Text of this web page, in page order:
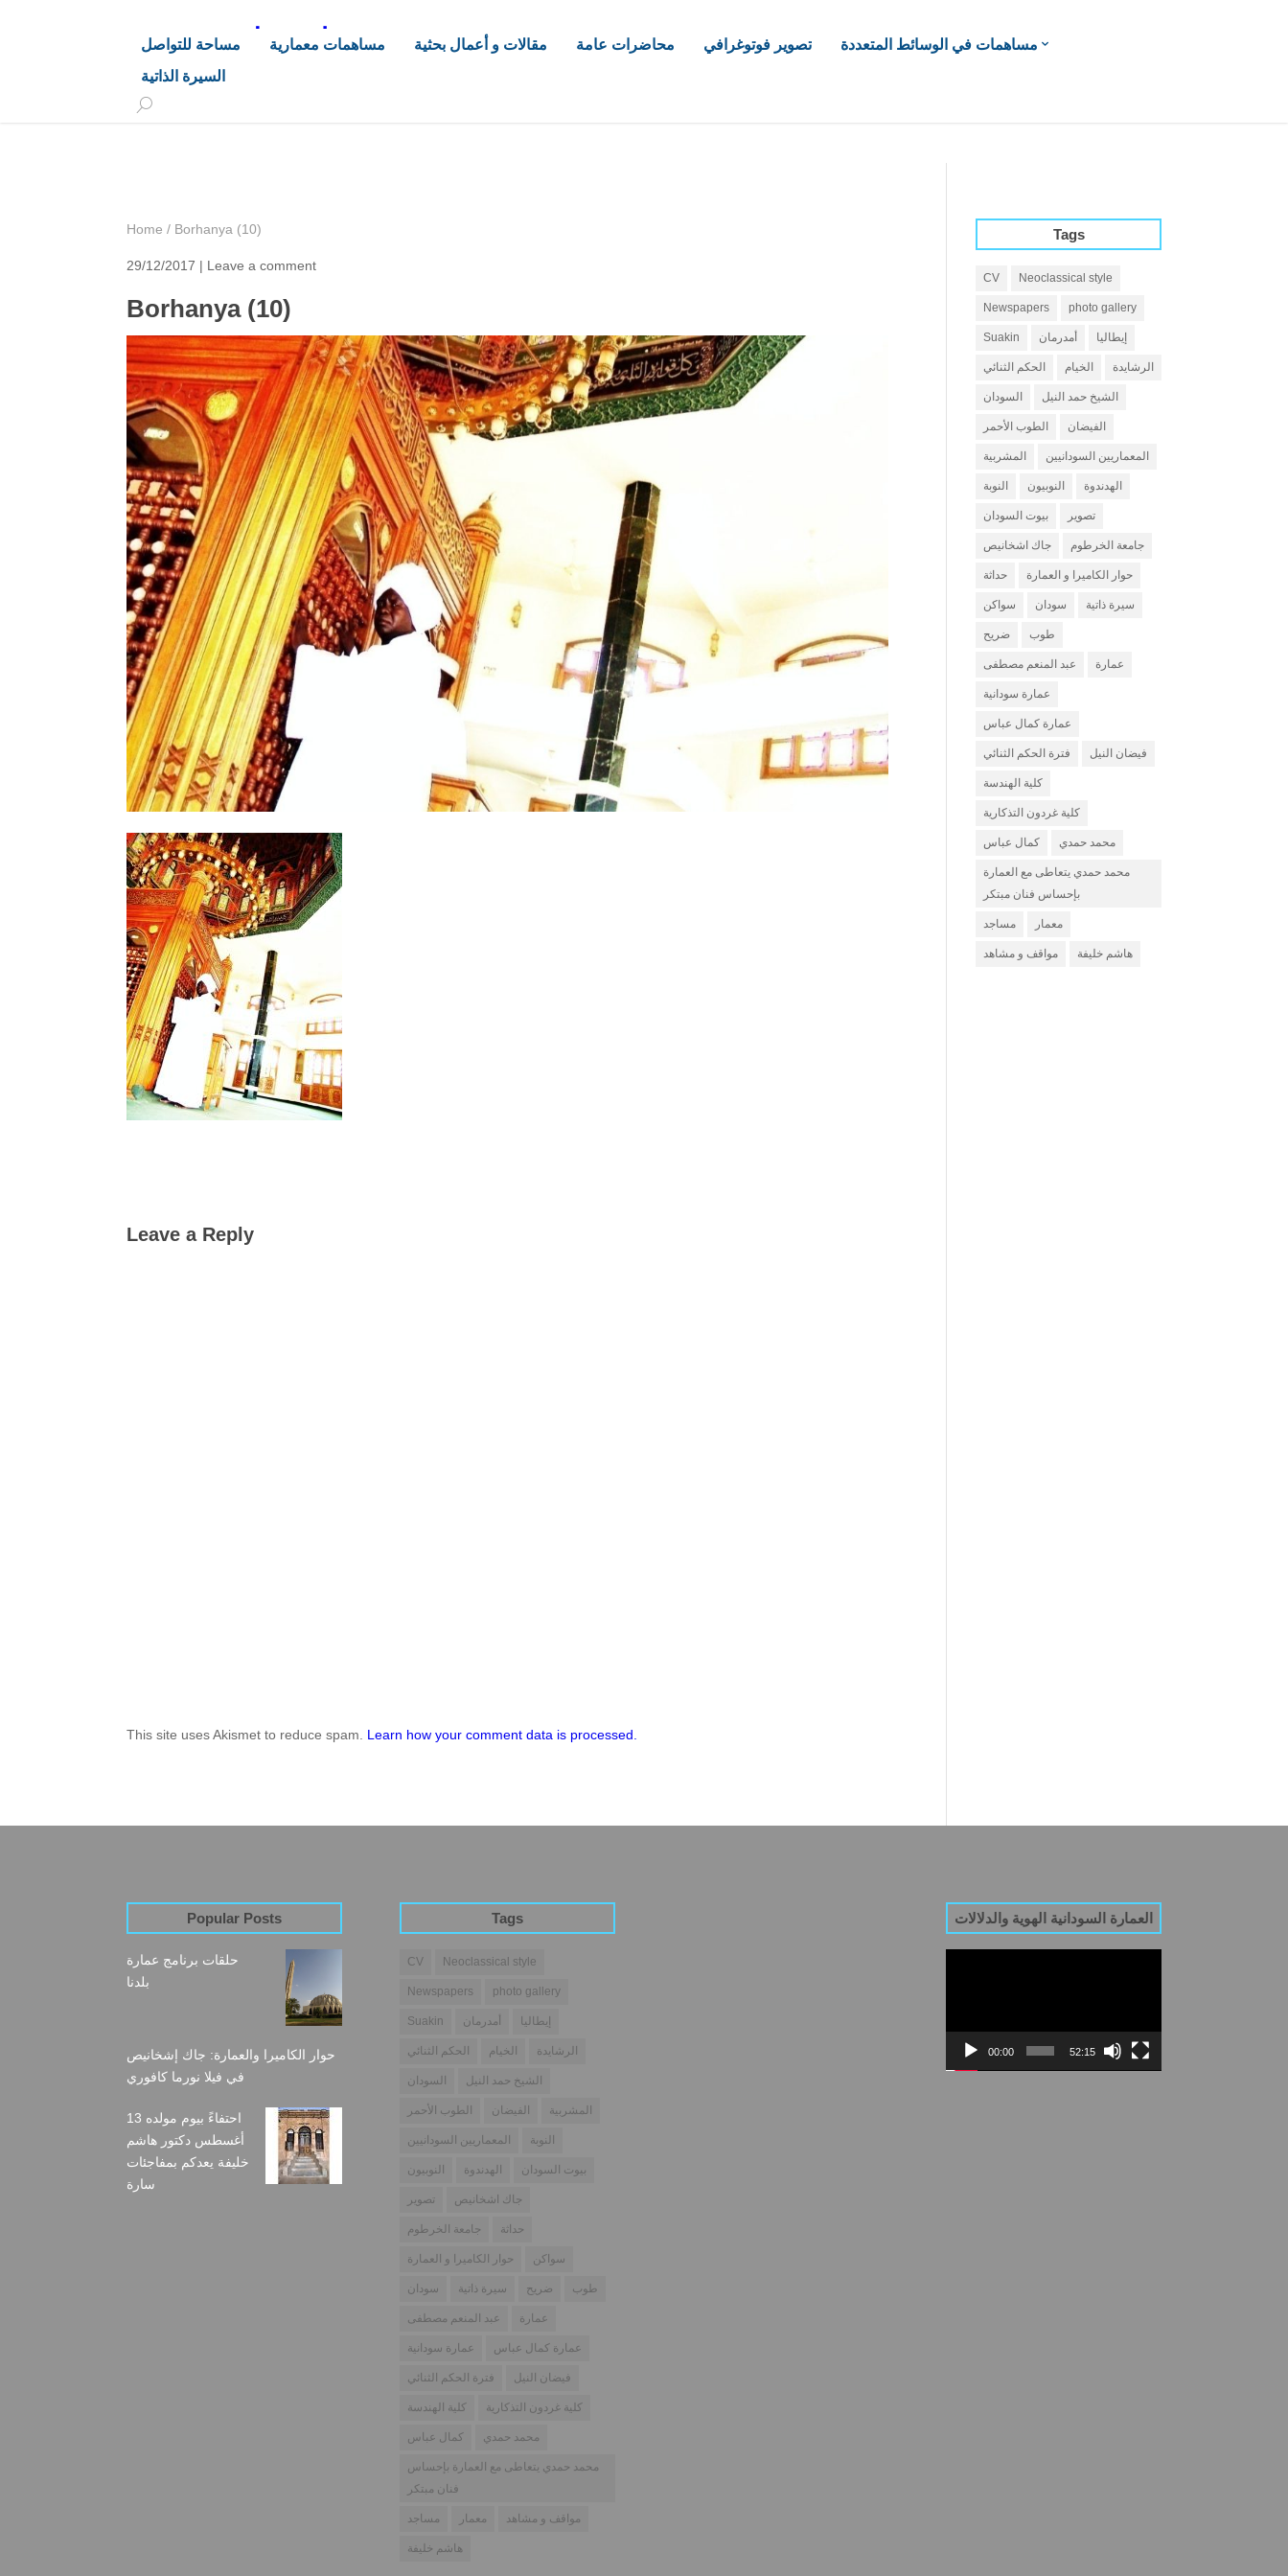
د. هاشم خليفة محجوب
مساحة للتواصل مساهمات معمارية مقالات و أعمال بحثية محاضرات عامة تصوير فوتوغرافي
مساهمات في الوسائط المتعددة
السيرة الذاتية
Home / Borhanya (10)
29/12/2017 | Leave a comment
Borhanya (10)
Leave a Reply
This site uses Akismet to reduce spam. Learn how your comment data is processed.
Tags
CV Neoclassical style
Newspapers photo gallery
Suakin أمدرمان إيطاليا
الحكم الثنائي الخيام الرشايدة
السودان الشيخ حمد النيل
الطوب الأحمر الفيضان
المشربية المعماريين السودانيين
النوبة النوبيون الهدندوة
بيوت السودان تصوير
جاك اشخانيص جامعة الخرطوم
حداثة حوار الكاميرا و العمارة
سواكن سودان سيرة ذاتية
ضريح طوب
عبد المنعم مصطفى عمارة
عمارة سودانية
عمارة كمال عباس
فترة الحكم الثنائي فيضان النيل
كلية الهندسة
كلية غردون التذكارية
كمال عباس محمد حمدي
محمد حمدي يتعاطى مع العمارة
بإحساس فنان مبتكر
مساجد معمار
مواقف و مشاهد هاشم خليفة
Popular Posts
حلقات برنامج عمارة
بلدنا
حوار الكاميرا والعمارة: جاك إشخانيص
في فيلا نورما كافوري
احتفاءً بيوم مولده 13
أغسطس دكتور هاشم
خليفة يعدكم بمفاجئات
سارة
Tags
CV Neoclassical style
Newspapers photo gallery
Suakin أمدرمان إيطاليا
الحكم الثنائي الخيام الرشايدة
السودان الشيخ حمد النيل
الطوب الأحمر الفيضان المشربية
المعماريين السودانيين النوبة
النوبيون الهدندوة بيوت السودان
تصوير جاك اشخانيص
جامعة الخرطوم حداثة
حوار الكاميرا و العمارة سواكن
سودان سيرة ذاتية ضريح طوب
عبد المنعم مصطفى عمارة
عمارة سودانية عمارة كمال عباس
فترة الحكم الثنائي فيضان النيل
كلية الهندسة كلية غردون التذكارية
كمال عباس محمد حمدي
محمد حمدي يتعاطى مع العمارة بإحساس
فنان مبتكر
مساجد معمار مواقف و مشاهد
هاشم خليفة
العمارة السودانية الهوية والدلالات
00:00 52:15